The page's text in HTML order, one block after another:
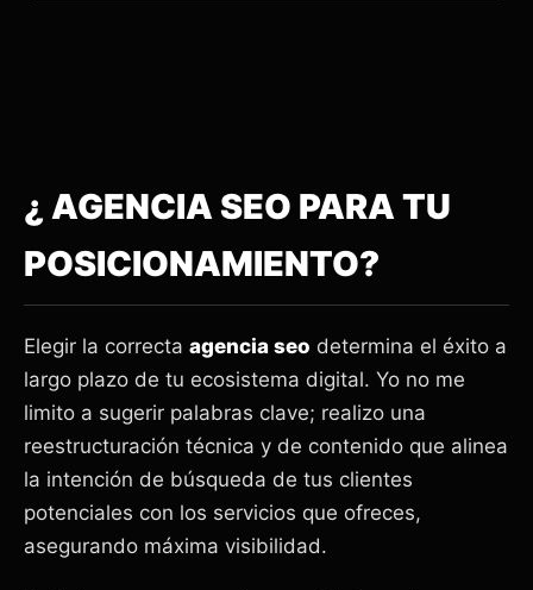
¿ AGENCIA SEO PARA TU
POSICIONAMIENTO?
Elegir la correcta agencia seo determina el éxito a
largo plazo de tu ecosistema digital. Yo no me
limito a sugerir palabras clave; realizo una
reestructuración técnica y de contenido que alinea
la intención de búsqueda de tus clientes
potenciales con los servicios que ofreces,
asegurando máxima visibilidad.